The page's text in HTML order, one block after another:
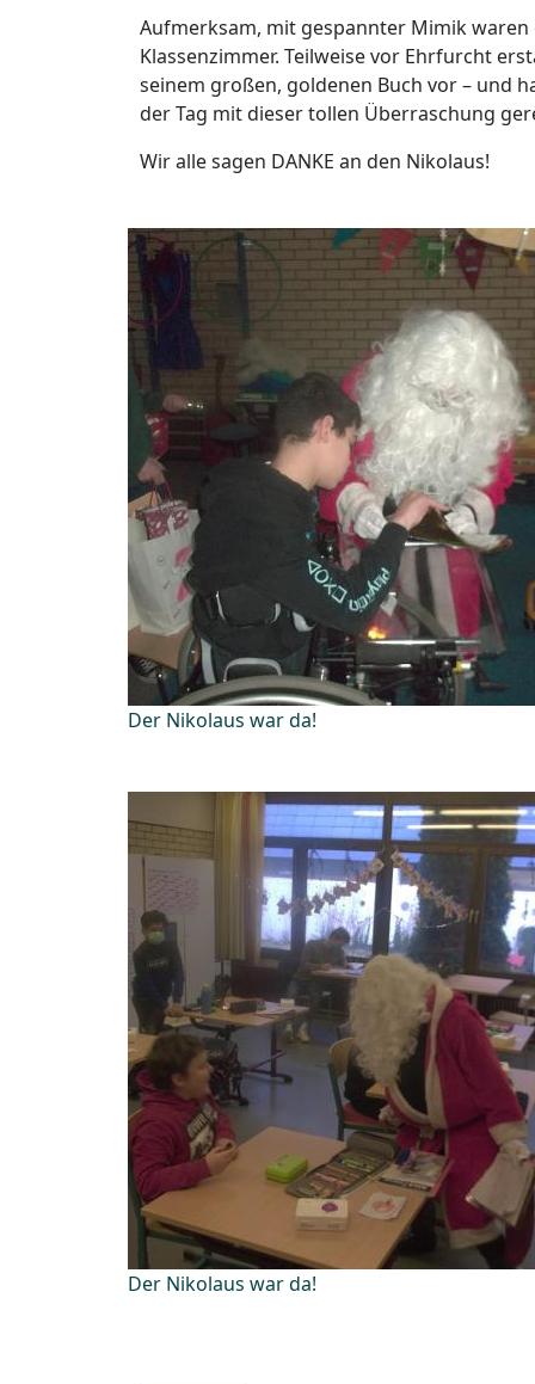
Aufmerksam, mit gespannter Mimik
Klassenzimmer. Teilweise vor Ehrfurcht
seinem großen, goldenen Buch vor – und
der Tag mit dieser tollen Überraschung
Wir alle sagen DANKE an den Nikolaus!
Der Nikolaus war da!
Der Nikolaus war da!